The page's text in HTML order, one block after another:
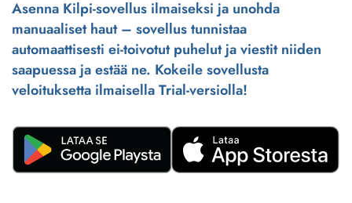
Asenna Kilpi-sovellus ilmaiseksi ja unohda
manuaaliset haut – sovellus tunnistaa
automaattisesti ei-toivotut puhelut ja viestit niiden
saapuessa ja estää ne. Kokeile sovellusta
veloituksetta ilmaisella Trial-versiolla!